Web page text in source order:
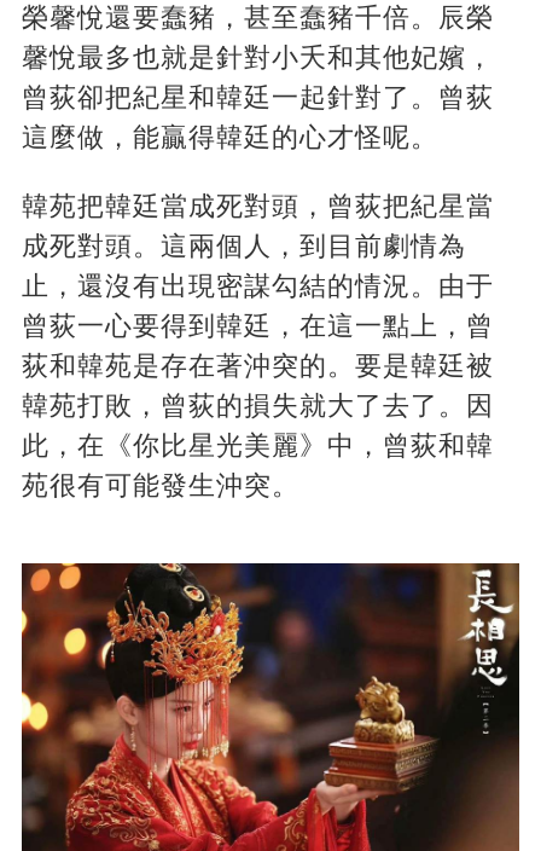
榮馨悅還要蠢豬，甚至蠢豬千倍。辰榮
馨悅最多也就是針對小夭和其他妃嬪，
曾荻卻把紀星和韓廷一起針對了。曾荻
這麼做，能贏得韓廷的心才怪呢。
韓苑把韓廷當成死對頭，曾荻把紀星當
成死對頭。這兩個人，到目前劇情為
止，還沒有出現密謀勾結的情況。由于
曾荻一心要得到韓廷，在這一點上，曾
荻和韓苑是存在著沖突的。要是韓廷被
韓苑打敗，曾荻的損失就大了去了。因
此，在《你比星光美麗》中，曾荻和韓
苑很有可能發生沖突。